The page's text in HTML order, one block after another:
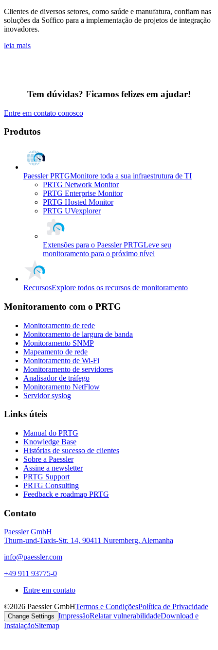
Clientes de diversos setores, como saúde e manufatura, confiam nas
soluções da Soffico para a implementação de projetos de integração
inovadores.
leia mais
Tem dúvidas? Ficamos felizes em ajudar!
Entre em contato conosco
Produtos
Paessler PRTGMonitore toda a sua infraestrutura de TI
PRTG Network Monitor
PRTG Enterprise Monitor
PRTG Hosted Monitor
PRTG UVexplorer
Extensões para o Paessler PRTGLeve seu
monitoramento para o próximo nível
RecursosExplore todos os recursos de monitoramento
Monitoramento com o PRTG
Monitoramento de rede
Monitoramento de largura de banda
Monitoramento SNMP
Mapeamento de rede
Monitoramento de Wi-Fi
Monitoramento de servidores
Analisador de tráfego
Monitoramento NetFlow
Servidor syslog
Links úteis
Manual do PRTG
Knowledge Base
Histórias de sucesso de clientes
Sobre a Paessler
Assine a newsletter
PRTG Support
PRTG Consulting
Feedback e roadmap PRTG
Contato
Paessler GmbH
Thurn-und-Taxis-Str. 14, 90411 Nuremberg, Alemanha
info@paessler.com
+49 911 93775-0
Entre em contato
©2026 Paessler GmbHTermos e CondiçõesPolítica de Privacidade
Change Settings ImpressãoRelatar vulnerabilidadeDownload e
InstalaçãoSitemap